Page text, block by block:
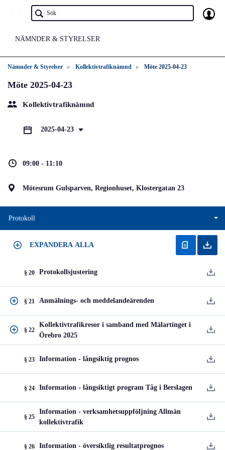
NÄMNDER & STYRELSER
Nämnder & Styrelser Kollektivtrafiknämnd Möte 2025-04-23
Möte 2025-04-23
Kollektivtrafiknämnd
2025-04-23
09:00 - 11:10
Mötesrum Gulsparven, Regionhuset, Klostergatan 23
Protokoll
EXPANDERA ALLA
§ 20 Protokollsjustering
§ 21 Anmälnings- och meddelandeärenden
§ 22
Kollektivtrafikresor i samband med Mälartinget i
Örebro 2025
§ 23 Information - långsiktig prognos
§ 24 Information - långsiktigt program Tåg i Berslagen
§ 25
Information - verksamhetsuppföljning Allmän
kollektivtrafik
§ 26 Information - översiktlig resultatprognos